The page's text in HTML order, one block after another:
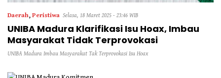
Daerah, Peristiwa Selasa, 18 Maret 2025 - 23:46 WIB
UNIBA Madura Klarifikasi Isu Hoax, Imbau
Masyarakat Tidak Terprovokasi
UNIBA Madura Imbau Masyarakat Tak Terprovokasi Isu Hoax